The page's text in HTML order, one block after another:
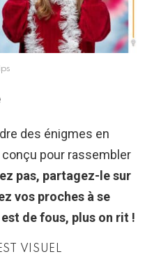
des énigmes en
pour rassembler
pas, partagez-le sur
vos proches à se
de fous, plus on rit !
VISUEL